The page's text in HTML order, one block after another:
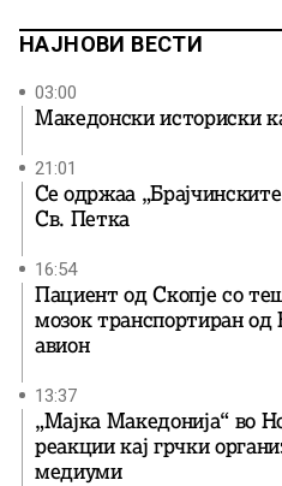
НАЈНОВИ ВЕСТИ
03:00
Македонски историски
21:01
Се одржаа
Св. Петка
16:54
Пациент од Скопје со
мозок транспортиран
авион
13:37
„Мајка Македонија“ во
реакции кај грчки
медиуми